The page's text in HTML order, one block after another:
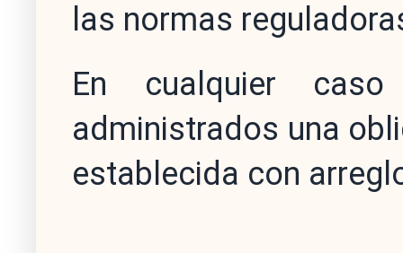
las normas
En cualquier
administrados una
establecida con